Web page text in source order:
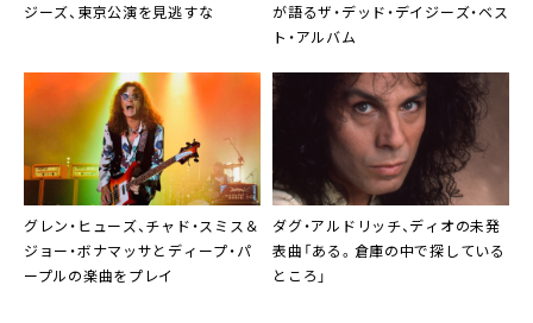
ジーズ、東京公演を見逃すな
が語るザ・デッド・デイジーズ・ベス
ト・アルバム
グレン・ヒューズ、チャド・スミス＆
ジョー・ボナマッサとディープ・パ
ープルの楽曲をプレイ
ダグ・アルドリッチ、ディオの未発
表曲「ある。倉庫の中で探している
ところ」